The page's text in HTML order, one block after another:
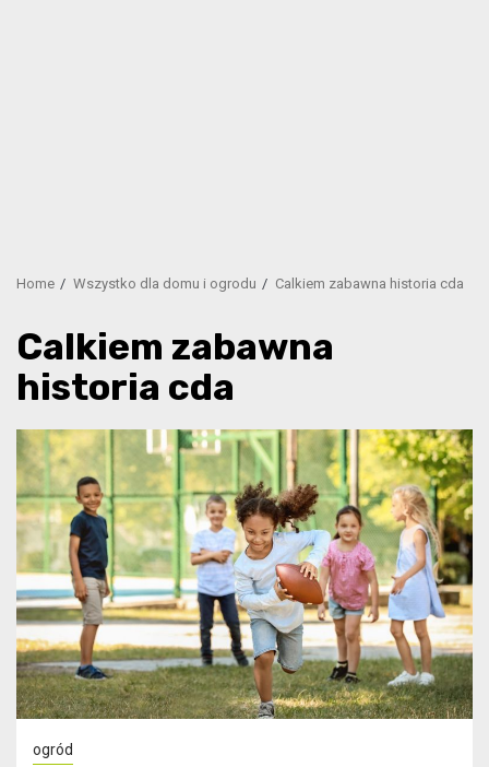
Home Wszystko dla domu i ogrodu Calkiem zabawna historia cda
Calkiem zabawna
historia cda
ogród